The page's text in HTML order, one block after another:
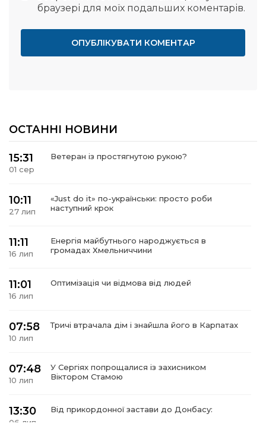
браузері для моїх подальших коментарів.
ОСТАННІ НОВИНИ
15:31
01 сер
Ветеран із простягнутою рукою?
10:11
27 лип
«Just do it» по-українськи: просто роби
наступний крок
11:11
16 лип
Енергія майбутнього народжується в
громадах Хмельниччини
11:01
16 лип
Оптимізація чи відмова від людей
07:58
10 лип
Тричі втрачала дім і знайшла його в Карпатах
07:48
10 лип
У Сергіях попрощалися із захисником
Віктором Стамою
13:30
06 лип
Від прикордонної застави до Донбасу: